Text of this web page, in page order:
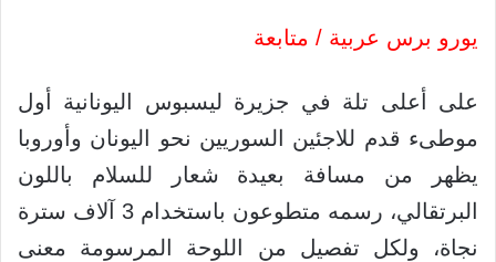
يورو برس عربية / متابعة
على أعلى تلة في جزيرة ليسبوس اليونانية أول
موطىء قدم للاجئين السوريين نحو اليونان وأوروبا
يظهر من مسافة بعيدة شعار للسلام باللون
البرتقالي، رسمه متطوعون باستخدام 3 آلاف سترة
نجاة، ولكل تفصيل من اللوحة المرسومة معنى